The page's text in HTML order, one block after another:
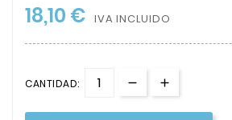
18,10 € IVA INCLUIDO
CANTIDAD: